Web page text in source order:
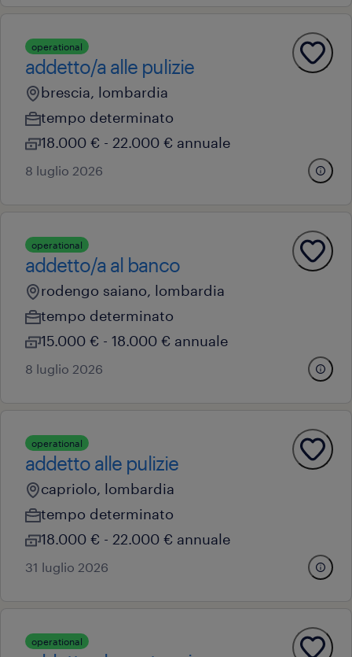
operational
addetto/a alle pulizie
brescia, lombardia
tempo determinato
18.000 € - 22.000 € annuale
8 luglio 2026
operational
addetto/a al banco
rodengo saiano, lombardia
tempo determinato
15.000 € - 18.000 € annuale
8 luglio 2026
operational
addetto alle pulizie
capriolo, lombardia
tempo determinato
18.000 € - 22.000 € annuale
31 luglio 2026
operational